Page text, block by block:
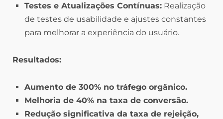
Testes e Atualizações Contínuas: Realização
de testes de usabilidade e ajustes constantes
para melhorar a experiência do usuário.
Resultados:
Aumento de 300% no tráfego orgânico.
Melhoria de 40% na taxa de conversão.
Redução significativa da taxa de rejeição,